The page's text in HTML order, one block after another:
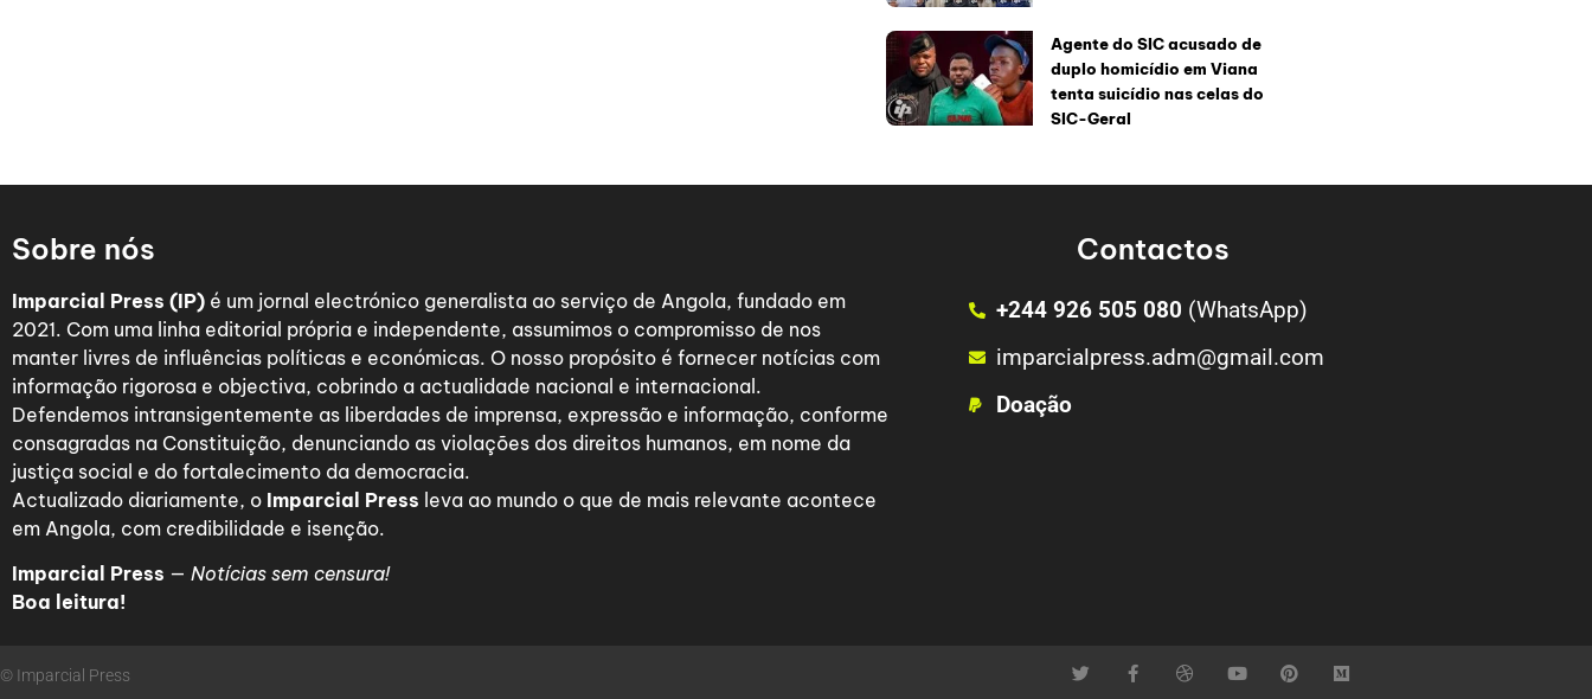
Agente do SIC acusado de
duplo homicídio em Viana
tenta suicídio nas celas do
SIC-Geral
Sobre nós
Imparcial Press (IP) é um jornal electrónico generalista ao serviço de Angola, fundado em
2021. Com uma linha editorial própria e independente, assumimos o compromisso de nos
manter livres de influências políticas e económicas. O nosso propósito é fornecer notícias com
informação rigorosa e objectiva, cobrindo a actualidade nacional e internacional.
Defendemos intransigentemente as liberdades de imprensa, expressão e informação, conforme
consagradas na Constituição, denunciando as violações dos direitos humanos, em nome da
justiça social e do fortalecimento da democracia.
Actualizado diariamente, o Imparcial Press leva ao mundo o que de mais relevante acontece
em Angola, com credibilidade e isenção.
Imparcial Press — Notícias sem censura!
Boa leitura!
Contactos
+244 926 505 080 (WhatsApp)
imparcialpress.adm@gmail.com
Doação
© Imparcial Press